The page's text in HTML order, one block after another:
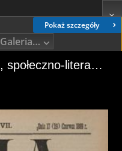
Pokaż szczegóły
Galeria zdjęć